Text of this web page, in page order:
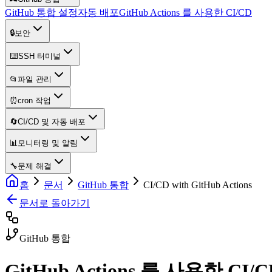
GitHub 통합 설정자동 배포GitHub Actions 를 사용한 CI/CD
🔒보안
⌨️SSH 터미널
📂 파일 관리
⏰cron 작업
🔄CI/CD 및 자동 배포
📊모니터링 및 알림
🔧문제 해결
홈 문서 GitHub 통합
CI/CD with GitHub Actions
문서로 돌아가기
GitHub 통합